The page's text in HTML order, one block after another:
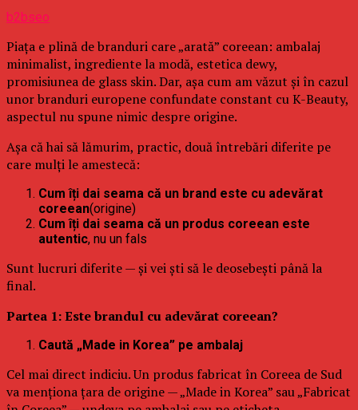
b2bseo
Piața e plină de branduri care „arată” coreean: ambalaj
minimalist, ingrediente la modă, estetica dewy,
promisiunea de glass skin. Dar, așa cum am văzut și în cazul
unor branduri europene confundate constant cu K-Beauty,
aspectul nu spune nimic despre origine.
Așa că hai să lămurim, practic, două întrebări diferite pe
care mulți le amestecă:
Cum îți dai seama că un brand este cu adevărat
coreean(origine)
Cum îți dai seama că un produs coreean este
autentic, nu un fals
Sunt lucruri diferite — și vei ști să le deosebești până la
final.
Partea 1: Este brandul cu adevărat coreean?
Caută „Made in Korea” pe ambalaj
Cel mai direct indiciu. Un produs fabricat în Coreea de Sud
va menționa țara de origine — „Made in Korea” sau „Fabricat